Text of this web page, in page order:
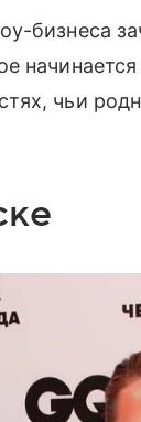
бизнеса
чьи